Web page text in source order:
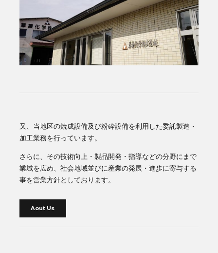
又、当地区の焼成設備及び粉砕設備を利用した委託製造・
加工業務を行っています。
さらに、その技術向上・製品開発・指導などの分野にまで
業域を広め、社会地域並びに産業の発展・進歩に寄与する
事を営業方針としております。
Aout Us